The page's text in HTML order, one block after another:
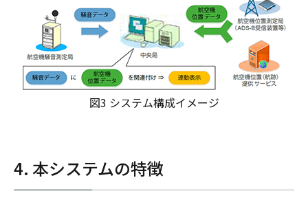
図3 システム構成イメージ
4. 本システムの特徴